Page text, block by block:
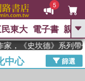
5
GO
吾 、 高希均教授回憶錄
、 父親節 、 如果歷
東大 電子書 親子
史坎德》系列帶你踏
中心
篩選